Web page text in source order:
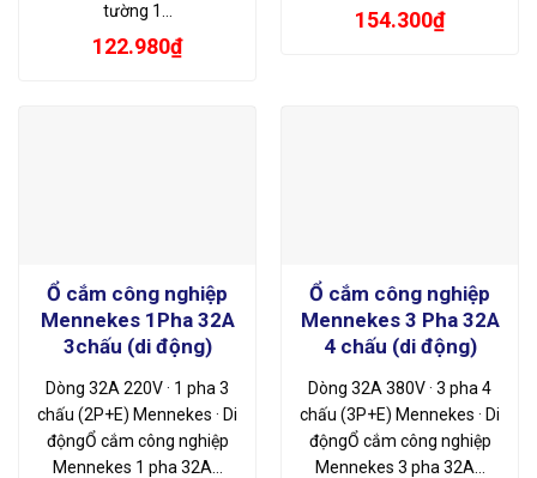
tường 1…
122.980₫
154.300₫
Ổ cắm công nghiệp
Mennekes 1Pha 32A
3chấu (di động)
Dòng 32A 220V · 1 pha 3
chấu (2P+E) Mennekes · Di
độngỔ cắm công nghiệp
Mennekes 1 pha 32A…
Ổ cắm công nghiệp
Mennekes 3 Pha 32A
4 chấu (di động)
Dòng 32A 380V · 3 pha 4
chấu (3P+E) Mennekes · Di
độngỔ cắm công nghiệp
Mennekes 3 pha 32A…